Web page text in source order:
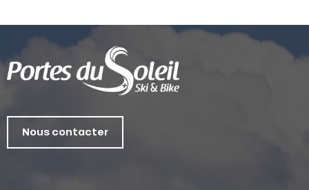
Nous contacter